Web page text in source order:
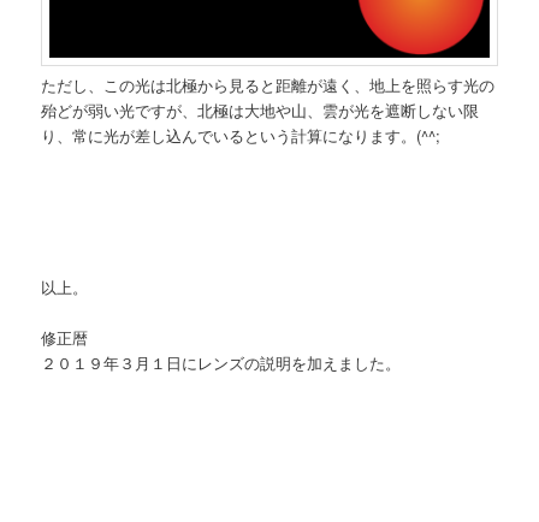
ただし、この光は北極から見ると距離が遠く、地上を照らす光の
殆どが弱い光ですが、北極は大地や山、雲が光を遮断しない限
り、常に光が差し込んでいるという計算になります。(^^;
以上。
修正暦
２０１９年３月１日にレンズの説明を加えました。